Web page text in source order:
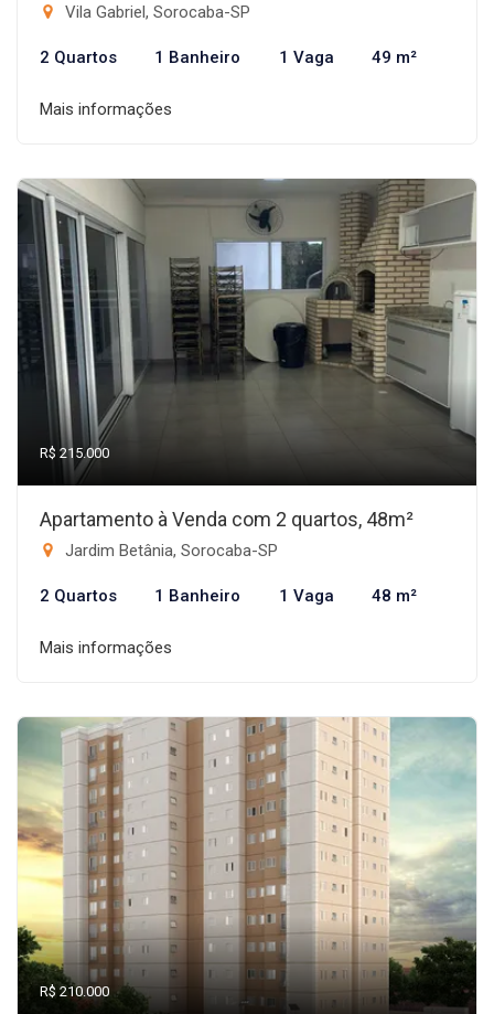
Vila Gabriel, Sorocaba-SP
2 Quartos 1 Banheiro 1 Vaga 49 m²
Mais informações
R$ 215.000
Apartamento à Venda com 2 quartos, 48m²
Jardim Betânia, Sorocaba-SP
2 Quartos 1 Banheiro 1 Vaga 48 m²
Mais informações
R$ 210.000